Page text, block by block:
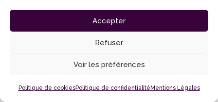
Accepter
Refuser
Voir les préférences
Politique de cookiesPolitique de confidentialité Mentions Légales
de l’humeur, calme le mental, sécurité,
créativité, motivation,
confiance, optimisme…